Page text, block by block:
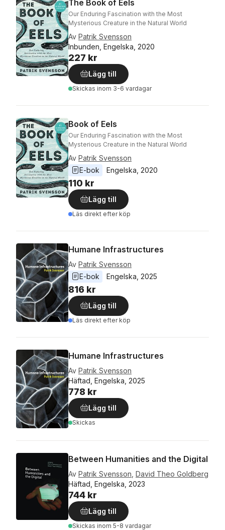
The Book of Eels
Our Enduring Fascination with the Most
Mysterious Creature in the Natural World
Av Patrik Svensson
Inbunden, Engelska, 2020
227 kr
Lägg till
Skickas inom 3-6 vardagar
Book of Eels
Our Enduring Fascination with the Most
Mysterious Creature in the Natural World
Av Patrik Svensson
E-bok
Engelska 2020
110 kr
Lägg till
Läs direkt efter köp
Humane Infrastructures
Av Patrik Svensson
E-bok
Engelska 2025
816 kr
Lägg till
Läs direkt efter köp
Humane Infrastructures
Av Patrik Svensson
Häftad, Engelska, 2025
778 kr
Lägg till
Skickas
Between Humanities and the Digital
Av Patrik Svensson David Theo Goldberg
Häftad, Engelska, 2023
744 kr
Lägg till
Skickas inom 5-8 vardagar